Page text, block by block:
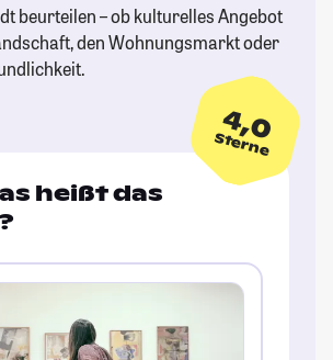
beurteilen – ob kulturelles Angebot
den Wohnungsmarkt oder
4,0
Sterne
heißt das